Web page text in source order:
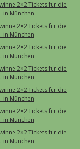
2×2 Tickets für die
in München
2×2 Tickets für die
in München
2×2 Tickets für die
in München
2×2 Tickets für die
in München
2×2 Tickets für die
in München
2×2 Tickets für die
in München
2×2 Tickets für die
in München